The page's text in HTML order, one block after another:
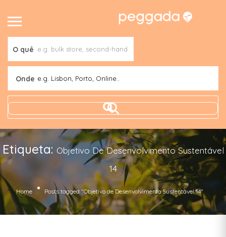
O quê
Onde e.g. Lisbon, Porto, Online..
Etiqueta: Objetivo De Desenvolvimento Sustentável
14
Home Posts tagged "Objetivo de Desenvolvimento Sustentável 14"